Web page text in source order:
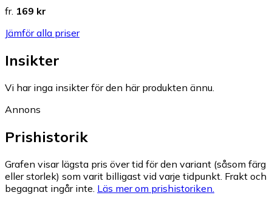
fr. 169 kr
Jämför alla priser
Insikter
Vi har inga insikter för den här produkten ännu.
Annons
Prishistorik
Grafen visar lägsta pris över tid för den variant (såsom färg
eller storlek) som varit billigast vid varje tidpunkt. Frakt och
begagnat ingår inte. Läs mer om prishistoriken.